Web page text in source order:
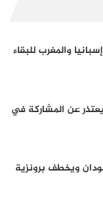
والمغرب للبقاء
عن المشاركة في
ويخطف برونزية